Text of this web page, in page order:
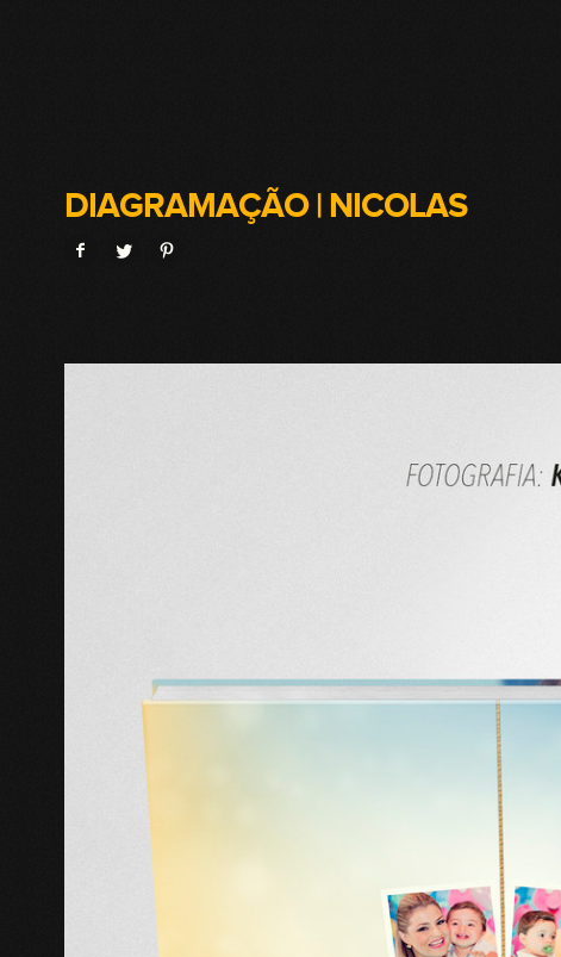
DIAGRAMAÇÃO | NICOLAS